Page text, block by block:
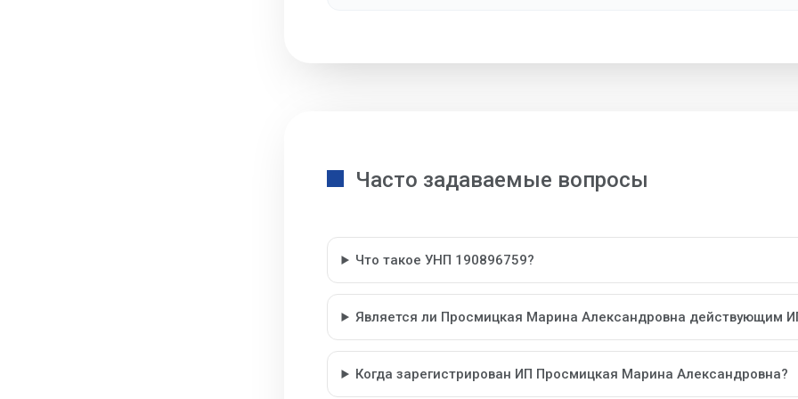
Часто задаваемые вопросы
Что такое УНП 190896759?
Является ли Просмицкая Марина Александровна действующим
Когда зарегистрирован ИП Просмицкая Марина Александровна?